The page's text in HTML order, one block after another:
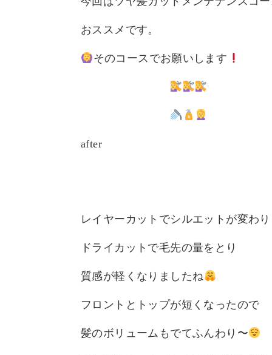
おススメです。
そのコースでお願いします
after
レイヤーカットでシルエットが変わ
ドライカットで毛先の量をとり
質感が軽くなりましたね
フロントとトップが短くなったので
髪のボリュームもでてふんわり〜